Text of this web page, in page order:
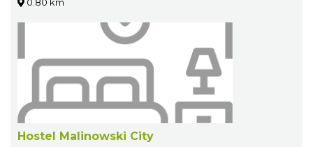
0.80 km
Hostel Malinowski City